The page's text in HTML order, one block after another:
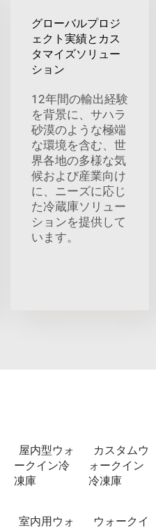
グローバルプロジ
ェクト実績とカス
タマイズソリュー
ション
12年間の輸出経験
を背景に、サハラ
砂漠のような極端
な環境を含む、世
界各地の多様な気
候および産業向け
に、ニーズに応じ
た冷蔵庫ソリュー
ションを提供して
います。
屋内型ウォ
ークイン冷
凍庫
カスタムウ
ォークイン
冷凍庫
室内用ウォ
ウォークイ